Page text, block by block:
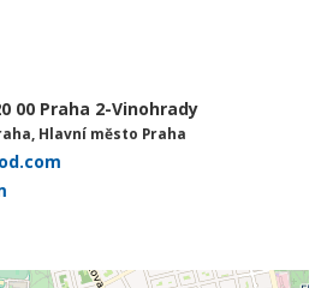
00 Praha 2-Vinohrady
Hlavní město Praha